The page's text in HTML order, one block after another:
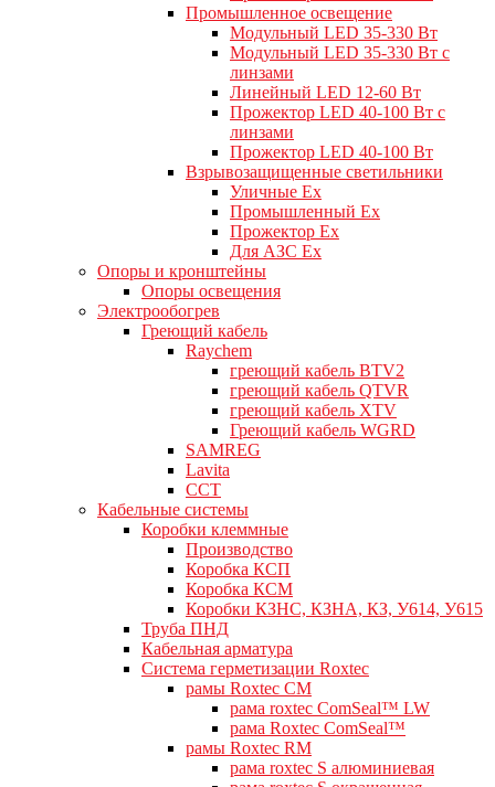
Промышленное освещение
Модульный LED 35-330 Вт
Модульный LED 35-330 Вт с
линзами
Линейный LED 12-60 Вт
Прожектор LED 40-100 Вт с
линзами
Прожектор LED 40-100 Вт
Взрывозащищенные светильники
Уличные Ex
Промышленный Ex
Прожектор Ex
Для АЗС Ex
Опоры и кронштейны
Опоры освещения
Электрообогрев
Греющий кабель
Raychem
греющий кабель BTV2
греющий кабель QTVR
греющий кабель XTV
Греющий кабель WGRD
SAMREG
Lavita
CCT
Кабельные системы
Коробки клеммные
Производство
Коробка КСП
Коробка КСМ
Коробки КЗНС, КЗНА, КЗ, У614, У615
Труба ПНД
Кабельная арматура
Система герметизации Roxtec
рамы Roxtec CM
рама roxtec ComSeal™ LW
рама Roxtec ComSeal™
рамы Roxtec RM
рама roxtec S алюминиевая